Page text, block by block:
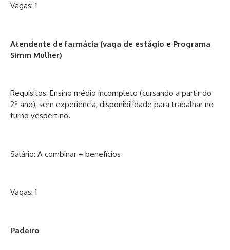
Vagas: 1
Atendente de farmácia (vaga de estágio e Programa
Simm Mulher)
Requisitos: Ensino médio incompleto (cursando a partir do
2º ano), sem experiência, disponibilidade para trabalhar no
turno vespertino.
Salário: A combinar + benefícios
Vagas: 1
Padeiro